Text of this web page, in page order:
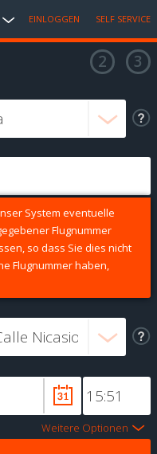
EINLOGGEN SELF SERVICE
System eventuelle
Flugnummer
so dass Sie dies nicht
Flugnummer haben,
Weitere Optionen